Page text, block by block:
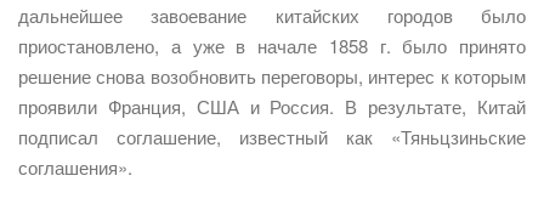
дальнейшее завоевание китайских городов было
приостановлено, а уже в начале 1858 г. было принято
решение снова возобновить переговоры, интерес к которым
проявили Франция, США и Россия. В результате, Китай
подписал соглашение, известный как «Тяньцзиньские
соглашения».